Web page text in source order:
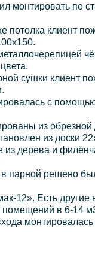
монтировать по
потолка клиент
сушки клиент
с
из обрезной
из доски
из дерева и
парной решено
12». Есть другие
помещений в 6-14